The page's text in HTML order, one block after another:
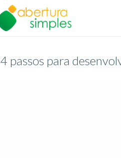
4 passos para